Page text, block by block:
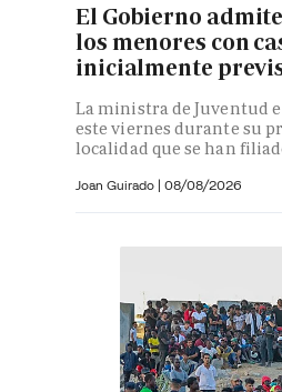
El Gobierno
los menores con
inicialmente
La ministra de Juventud
este viernes durante su
localidad que se han
Joan Guirado | 08/08/2026